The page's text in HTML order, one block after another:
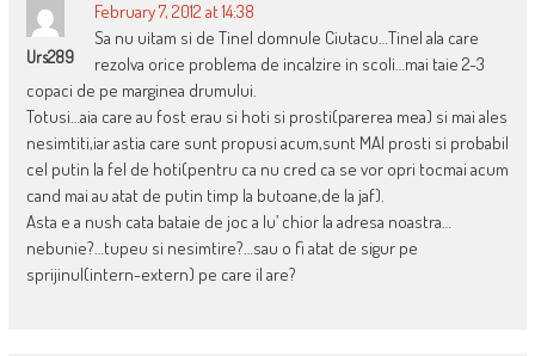
Urs289
February 7, 2012 at 14:38
Sa nu uitam si de Tinel domnule Ciutacu…Tinel ala care
rezolva orice problema de incalzire in scoli…mai taie 2-3
copaci de pe marginea drumului.
Totusi…aia care au fost erau si hoti si prosti(parerea mea) si mai ales
nesimtiti,iar astia care sunt propusi acum,sunt MAI prosti si probabil
cel putin la fel de hoti(pentru ca nu cred ca se vor opri tocmai acum
cand mai au atat de putin timp la butoane,de la jaf).
Asta e a nush cata bataie de joc a lu’ chior la adresa noastra…
nebunie?…tupeu si nesimtire?…sau o fi atat de sigur pe
sprijinul(intern-extern) pe care il are?